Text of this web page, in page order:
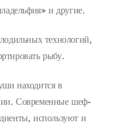
и другие.
технологий,
рыбу.
находится в
Современные шеф-
используют и